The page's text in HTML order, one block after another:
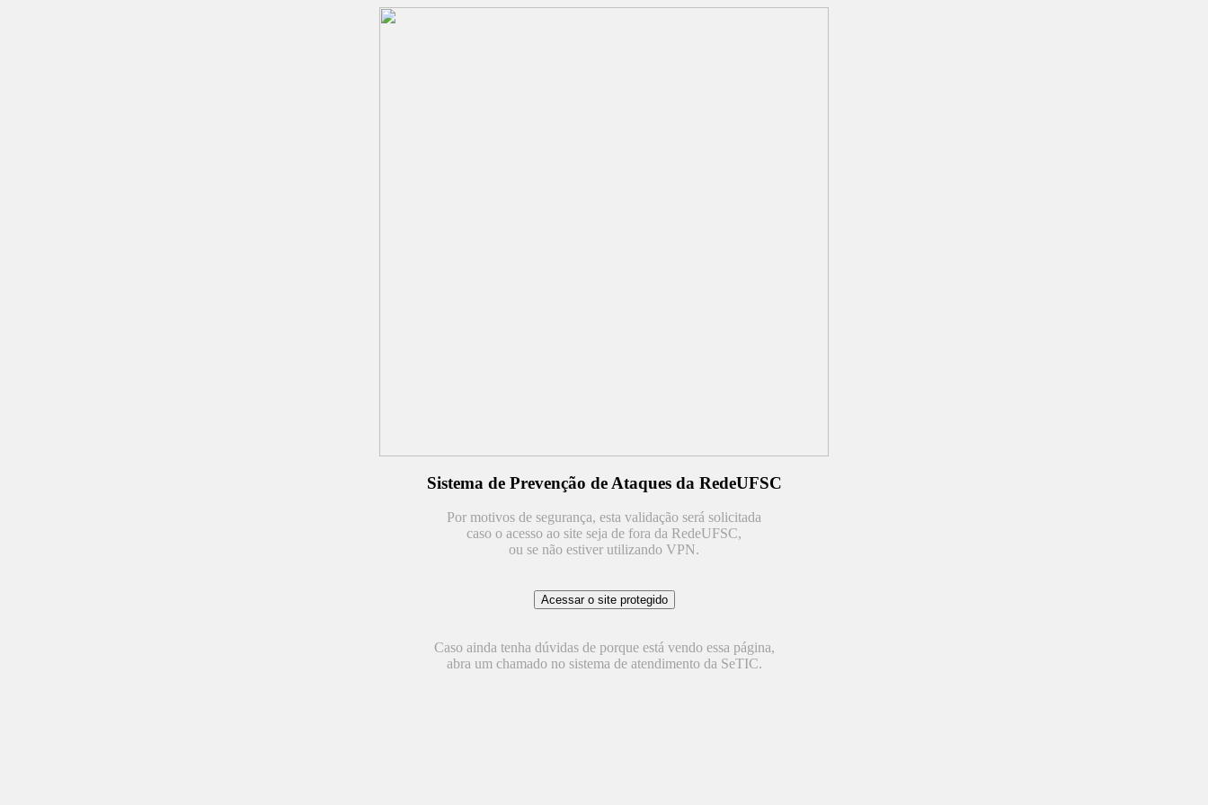
Sistema de Prevenção de Ataques da RedeUFSC
Por motivos de segurança, esta validação será solicitada
caso o acesso ao site seja de fora da RedeUFSC,
ou se não estiver utilizando VPN.
Caso ainda tenha dúvidas de porque está vendo essa página,
abra um chamado no sistema de atendimento da SeTIC.